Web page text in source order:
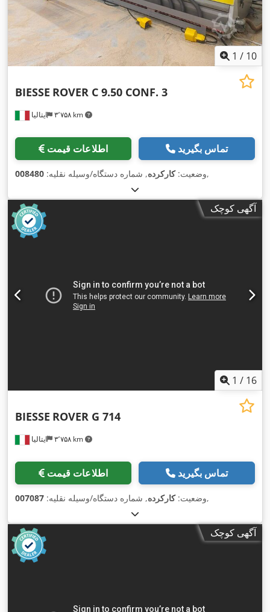
1 / 10
ایتالیا ۳٬۷۵۸ km
BIESSE ROVER C 9.50 CONF. 3
اطلاعات قیمت تماس بگیرید
وضعیت:کارکرده, شماره دستگاه/وسیله نقلیه: 008480 ,
آگهی کوچک
1 / 16
ایتالیا ۳٬۷۵۸ km
BIESSE ROVER G 714
اطلاعات قیمت تماس بگیرید
وضعیت:کارکرده, شماره دستگاه/وسیله نقلیه: 007087 ,
آگهی کوچک